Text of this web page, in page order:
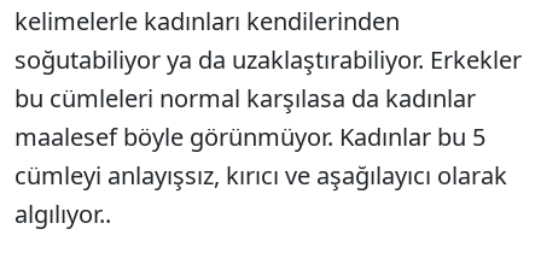
kelimelerle kadınları kendilerinden
soğutabiliyor ya da uzaklaştırabiliyor. Erkekler
bu cümleleri normal karşılasa da kadınlar
maalesef böyle görünmüyor. Kadınlar bu 5
cümleyi anlayışsız, kırıcı ve aşağılayıcı olarak
algılıyor..